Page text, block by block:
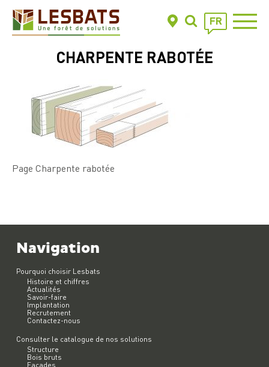
FR
CHARPENTE RABOTÉE
Page Charpente rabotée
Navigation
Pourquoi choisir Lesbats
Histoire et chiffres
Actualités
Savoir-faire
Implantation
Recrutement
Contactez-nous
Consulter le catalogue de nos solutions
Structure
Bois bruts
Façades